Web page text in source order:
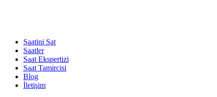
Saatini Sat
Saatler
Saat Ekspertizi
Saat Tamircisi
Blog
İletişim